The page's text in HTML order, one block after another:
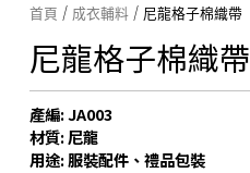
首頁 / 成衣輔料/ 尼龍格子棉織帶
尼龍格子棉織帶
產編: JA003
材質: 尼龍
用途: 服裝配件、禮品包裝